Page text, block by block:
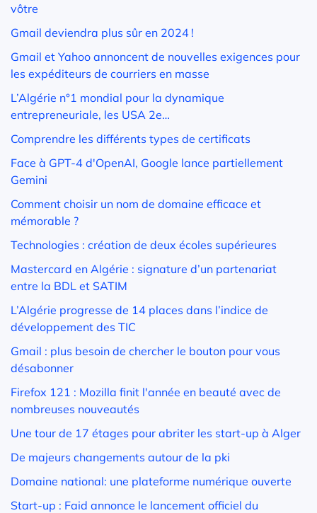
vôtre
Gmail deviendra plus sûr en 2024 !
Gmail et Yahoo annoncent de nouvelles exigences pour
les expéditeurs de courriers en masse
L’Algérie n°1 mondial pour la dynamique
entrepreneuriale, les USA 2e…
Comprendre les différents types de certificats
Face à GPT-4 d'OpenAI, Google lance partiellement
Gemini
Comment choisir un nom de domaine efficace et
mémorable ?
Technologies : création de deux écoles supérieures
Mastercard en Algérie : signature d’un partenariat
entre la BDL et SATIM
L’Algérie progresse de 14 places dans l’indice de
développement des TIC
Gmail : plus besoin de chercher le bouton pour vous
désabonner
Firefox 121 : Mozilla finit l'année en beauté avec de
nombreuses nouveautés
Une tour de 17 étages pour abriter les start-up à Alger
De majeurs changements autour de la pki
Domaine national: une plateforme numérique ouverte
Start-up : Faid annonce le lancement officiel du